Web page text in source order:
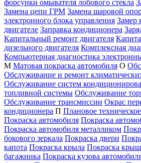
форсунки омывателя лобового стекла
Замена цепи ГРМ Замена шаровой
электронного блока управления Замер
двигателе Заправка кондиционера
Капитальный ремонт двигателя
дизельного двигателя Комплексная
Компьютерная диагностика
М Матовая покраска автомобиля О
Обслуживание и ремонт
Обслуживание систем
топливной системы Обслуживание
Обслуживание трансмиссии Окрас
кондиционера П Плановое
Покраска автомобиля Покраска
Покраска автомобиля металликом
бокового зеркала Покраска двери
капота Покраска крыла Покраска
багажника Покраска кузова